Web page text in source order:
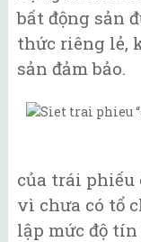
bất động sản
thức riêng lẻ,
sản đảm bảo.
của trái phiếu
vì chưa có tổ
lập mức độ